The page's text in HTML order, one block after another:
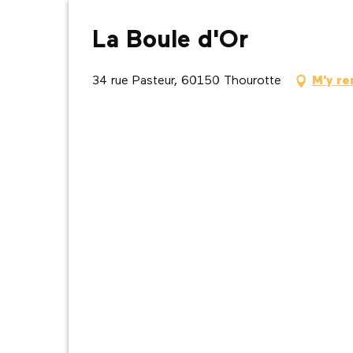
La Boule d'Or
34 rue Pasteur, 60150 Thourotte M'y